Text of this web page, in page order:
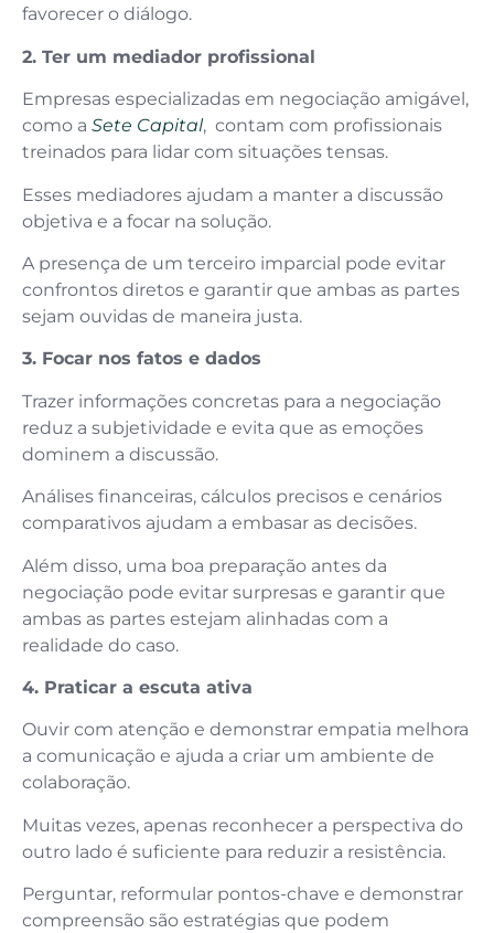
favorecer o diálogo.
2. Ter um mediador profissional
Empresas especializadas em negociação amigável,
como a Sete Capital, contam com profissionais
treinados para lidar com situações tensas.
Esses mediadores ajudam a manter a discussão
objetiva e a focar na solução.
A presença de um terceiro imparcial pode evitar
confrontos diretos e garantir que ambas as partes
sejam ouvidas de maneira justa.
3. Focar nos fatos e dados
Trazer informações concretas para a negociação
reduz a subjetividade e evita que as emoções
dominem a discussão.
Análises financeiras, cálculos precisos e cenários
comparativos ajudam a embasar as decisões.
Além disso, uma boa preparação antes da
negociação pode evitar surpresas e garantir que
ambas as partes estejam alinhadas com a
realidade do caso.
4. Praticar a escuta ativa
Ouvir com atenção e demonstrar empatia melhora
a comunicação e ajuda a criar um ambiente de
colaboração.
Muitas vezes, apenas reconhecer a perspectiva do
outro lado é suficiente para reduzir a resistência.
Perguntar, reformular pontos-chave e demonstrar
compreensão são estratégias que podem